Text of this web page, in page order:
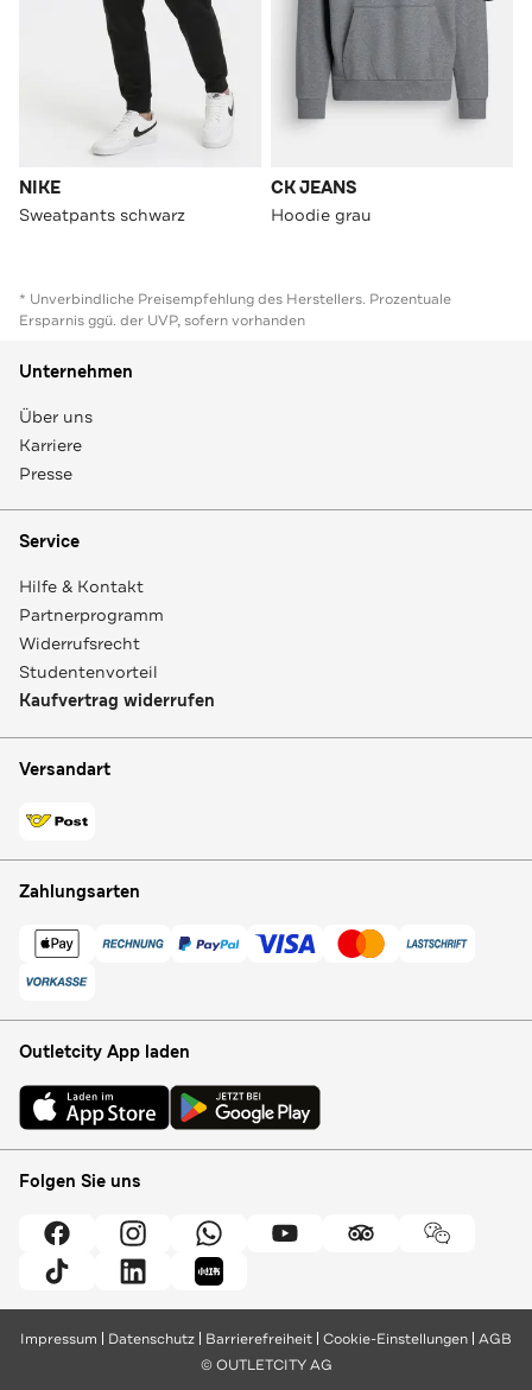
NIKE
Sweatpants schwarz
CK JEANS
Hoodie grau
* Unverbindliche Preisempfehlung des Herstellers. Prozentuale
Ersparnis ggü. der UVP, sofern vorhanden
Unternehmen
Über uns
Karriere
Presse
Service
Hilfe & Kontakt
Partnerprogramm
Widerrufsrecht
Studentenvorteil
Kaufvertrag widerrufen
Versandart
Zahlungsarten
Outletcity App laden
Folgen Sie uns
Impressum Datenschutz Barrierefreiheit Cookie-Einstellungen AGB
© OUTLETCITY AG